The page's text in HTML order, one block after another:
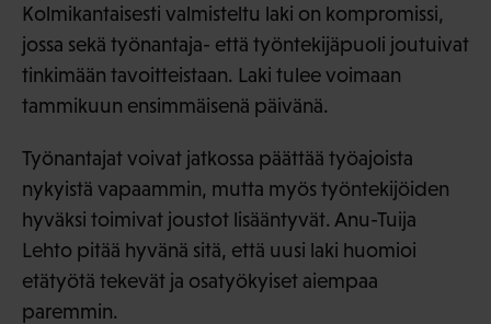
Kolmikantaisesti valmisteltu laki on kompromissi,
jossa sekä työnantaja- että työntekijäpuoli joutuivat
tinkimään tavoitteistaan. Laki tulee voimaan
tammikuun ensimmäisenä päivänä.
Työnantajat voivat jatkossa päättää työajoista
nykyistä vapaammin, mutta myös työntekijöiden
hyväksi toimivat joustot lisääntyvät. Anu-Tuija
Lehto pitää hyvänä sitä, että uusi laki huomioi
etätyötä tekevät ja osatyökyiset aiempaa
paremmin.